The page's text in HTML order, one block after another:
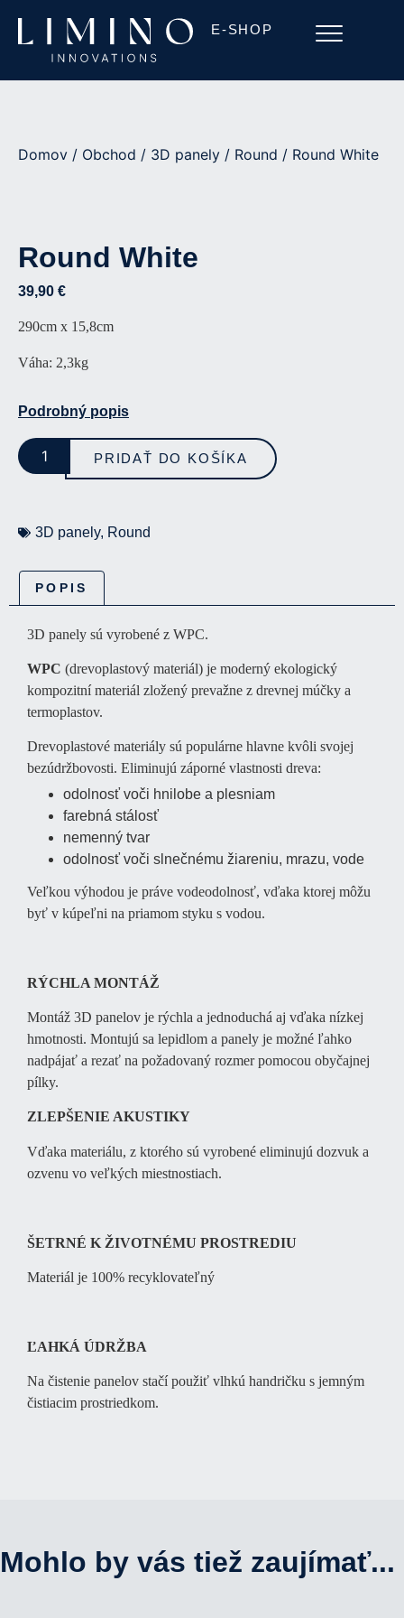
E-SHOP
Domov / Obchod / 3D panely / Round / Round White
Round White
39,90 €
290cm x 15,8cm
Váha: 2,3kg
Podrobný popis
PRIDAŤ DO KOŠÍKA
3D panely, Round
POPIS
3D panely sú vyrobené z WPC.
WPC (drevoplastový materiál) je moderný ekologický
kompozitní materiál zložený prevažne z drevnej múčky a
termoplastov.
Drevoplastové materiály sú populárne hlavne kvôli svojej
bezúdržbovosti. Eliminujú záporné vlastnosti dreva:
odolnosť voči hnilobe a plesniam
farebná stálosť
nemenný tvar
odolnosť voči slnečnému žiareniu, mrazu, vode
Veľkou výhodou je práve vodeodolnosť, vďaka ktorej môžu
byť v kúpeľni na priamom styku s vodou.
RÝCHLA MONTÁŽ
Montáž 3D panelov je rýchla a jednoduchá aj vďaka nízkej
hmotnosti. Montujú sa lepidlom a panely je možné ľahko
nadpájať a rezať na požadovaný rozmer pomocou obyčajnej
pílky.
ZLEPŠENIE AKUSTIKY
Vďaka materiálu, z ktorého sú vyrobené eliminujú dozvuk a
ozvenu vo veľkých miestnostiach.
ŠETRNÉ K ŽIVOTNÉMU PROSTREDIU
Materiál je 100% recyklovateľný
ĽAHKÁ ÚDRŽBA
Na čistenie panelov stačí použiť vlhkú handričku s jemným
čistiacim prostriedkom.
Mohlo by vás tiež zaujímať...